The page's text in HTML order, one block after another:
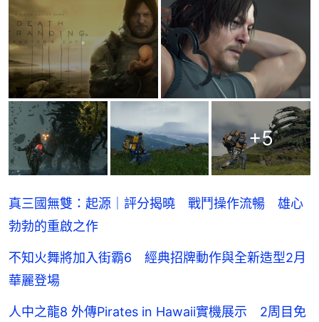
+5
真三國無雙：起源｜評分揭曉 戰鬥操作流暢 雄心
勃勃的重啟之作
不知火舞將加入街霸6 經典招牌動作與全新造型2月
華麗登場
人中之龍8 外傳Pirates in Hawaii實機展示 2周目免